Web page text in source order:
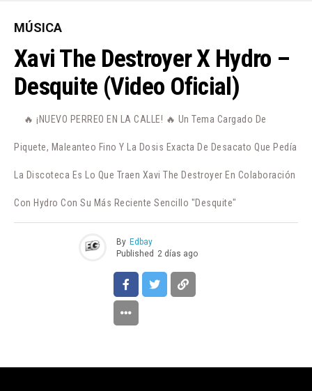
MÚSICA
Xavi The Destroyer X Hydro –
Desquite (Video Oficial)
🔥 ¡NUEVO PERREO EN LA CALLE! 🔥 Un Tema Cargado De
Piquete, Maleanteo Fino Y La Dosis Exacta De Desacato Que Pedía
La Discoteca Es Lo Que Traen Xavi The Destroyer En Colaboración
Con Hydro Con Su Más Reciente Sencillo "Desquite"
By Edbay
Published 2 días ago